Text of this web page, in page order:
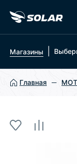
Магазины
Главная